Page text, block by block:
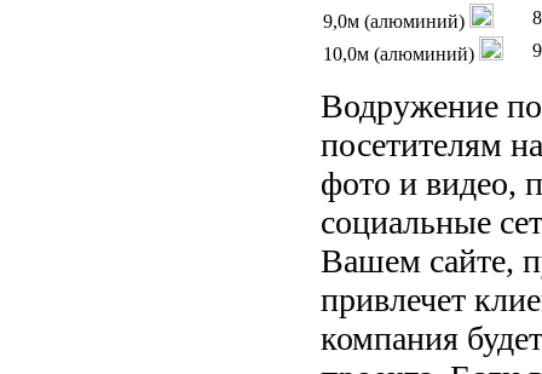
9,0м (алюминий)
10,0м (алюминий)
Водружение
посетителям
фото и видео,
социальные
Вашем сайте,
привлечет
компания